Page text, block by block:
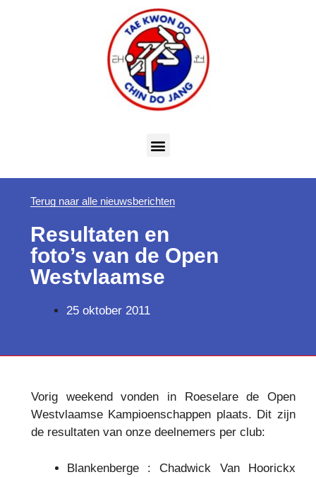
Terug naar alle nieuwsberichten
Resultaten en
foto’s van de Open
Westvlaamse
25 oktober 2011
Vorig weekend vonden in Roeselare de Open
Westvlaamse Kampioenschappen plaats. Dit zijn
de resultaten van onze deelnemers per club:
Blankenberge : Chadwick Van Hoorickx